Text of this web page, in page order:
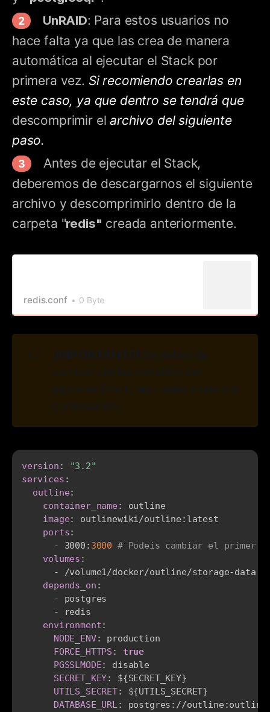
UnRAID: Para estos usuarios no
hace falta ya que las crea de manera
automática al ejecutar el Stack por
primera vez. Si recomiendo crearlas en
este caso, ya que dentro se tendrá que
descomprimir el archivo del siguiente
paso.
Antes de ejecutar el Stack,
deberemos de descargarnos el siguiente
archivo y descomprimirlo dentro de la
carpeta "redis" creada anteriormente.
redis.conf 0 Byte
👉 ¡IMPORTANTE! Se deben de
cambiar ciertas variables del
siguiente Stack, las cuales explico a
continuación.
version :
"3.2"
services :
outline:
container_name :
outline
image: outlinewiki/outline : latest
ports:
-
3000 : 3000 # Podeis cambiar el primer
volumes :
-
/volume1/docker/outline/storage-data
depends_on :
-
postgres
-
redis
environment:
NODE_ENV:
production
FORCE_HTTPS :
true
PGSSLMODE:
disable
SECRET_KEY: ${SECRET_KEY}
UTILS_SECRET: ${UTILS_SECRET}
DATABASE_URL: postgres : //outline :